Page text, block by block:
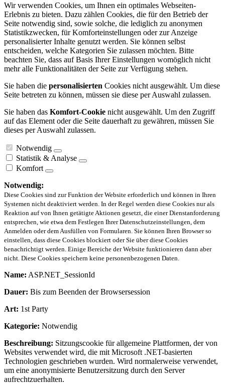
Wir verwenden Cookies, um Ihnen ein optimales Webseiten-
Erlebnis zu bieten. Dazu zählen Cookies, die für den Betrieb der
Seite notwendig sind, sowie solche, die lediglich zu anonymen
Statistikzwecken, für Komforteinstellungen oder zur Anzeige
personalisierter Inhalte genutzt werden. Sie können selbst
entscheiden, welche Kategorien Sie zulassen möchten. Bitte
beachten Sie, dass auf Basis Ihrer Einstellungen womöglich nicht
mehr alle Funktionalitäten der Seite zur Verfügung stehen.
Sie haben die personalisierten Cookies nicht ausgewählt. Um diese
Seite betreten zu können, müssen sie diese per Auswahl zulassen.
Sie haben das Komfort-Cookie nicht ausgewählt. Um den Zugriff
auf das Element oder die Seite dauerhaft zu gewähren, müssen Sie
dieses per Auswahl zulassen.
Notwendig
Statistik & Analyse
Komfort
Notwendig:
Diese Cookies sind zur Funktion der Website erforderlich und können in Ihren
Systemen nicht deaktiviert werden. In der Regel werden diese Cookies nur als
Reaktion auf von Ihnen getätigte Aktionen gesetzt, die einer Dienstanforderung
entsprechen, wie etwa dem Festlegen Ihrer Datenschutzeinstellungen, dem
Anmelden oder dem Ausfüllen von Formularen. Sie können Ihren Browser so
einstellen, dass diese Cookies blockiert oder Sie über diese Cookies
benachrichtigt werden. Einige Bereiche der Website funktionieren dann aber
nicht. Diese Cookies speichern keine personenbezogenen Daten.
Name: ASP.NET_SessionId
Dauer: Bis zum Beenden der Browsersession
Art: 1st Party
Kategorie: Notwendig
Beschreibung: Sitzungscookie für allgemeine Plattformen, der von
Websites verwendet wird, die mit Microsoft .NET-basierten
Technologien geschrieben wurden. Wird normalerweise verwendet,
um eine anonymisierte Benutzersitzung durch den Server
aufrechtzuerhalten.